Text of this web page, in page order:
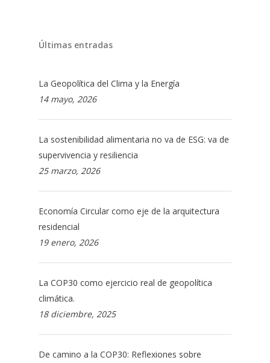
Últimas entradas
La Geopolítica del Clima y la Energía
14 mayo, 2026
La sostenibilidad alimentaria no va de ESG: va de
supervivencia y resiliencia
25 marzo, 2026
Economía Circular como eje de la arquitectura
residencial
19 enero, 2026
La COP30 como ejercicio real de geopolítica
climática.
18 diciembre, 2025
De camino a la COP30: Reflexiones sobre